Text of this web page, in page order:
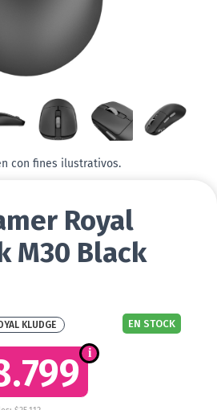
con fines ilustrativos.
Royal
M30 Black
EN STOCK
KLUDGE